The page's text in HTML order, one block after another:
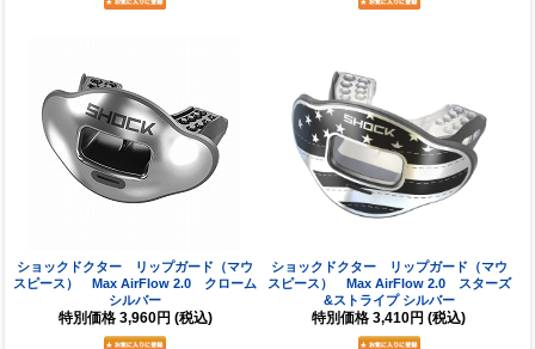
ショックドクター リップガード（マウ
スピース） Max AirFlow 2.0 クローム
シルバー
特別価格 3,960円 (税込)
ショックドクター リップガード（マウ
スピース） Max AirFlow 2.0 スターズ
&ストライプ シルバー
特別価格 3,410円 (税込)